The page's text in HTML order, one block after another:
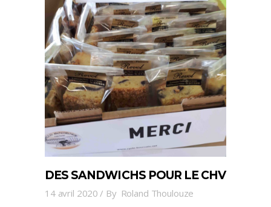
DES SANDWICHS POUR LE CHV
14 avril 2020 By Roland Thoulouze